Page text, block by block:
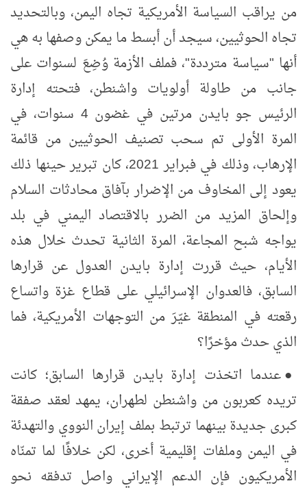
من يراقب السياسة الأمريكية تجاه اليمن، وبالتحديد
تجاه الحوثيين، سيجد أن أبسط ما يمكن وصفها به هي
أنها "سياسة مترددة"، فملف الأزمة وُضِعَ لسنوات على
جانب من طاولة أولويات واشنطن، فتحته إدارة
الرئيس جو بايدن مرتين في غضون 4 سنوات، في
المرة الأولى تم سحب تصنيف الحوثيين من قائمة
الإرهاب، وذلك في فبراير 2021، كان تبرير حينها ذلك
يعود إلى المخاوف من الإضرار بآفاق محادثات السلام
وإلحاق المزيد من الضرر بالاقتصاد اليمني في بلد
يواجه شبح المجاعة، المرة الثانية تحدث خلال هذه
الأيام، حيث قررت إدارة بايدن العدول عن قرارها
السابق، فالعدوان الإسرائيلي على قطاع غزة واتساع
رقعته في المنطقة غيّرَ من التوجهات الأمريكية، فما
الذي حدث مؤخرًا؟
●عندما اتخذت إدارة بايدن قرارها السابق؛ كانت
تريده كعربون من واشنطن لطهران، يمهد لعقد صفقة
كبرى جديدة بينهما ترتبط بملف إيران النووي والتهدئة
في اليمن وملفات إقليمية أخرى، لكن خلافًا لما تمنّاه
الأمريكيون فإن الدعم الإيراني واصل تدفقه نحو